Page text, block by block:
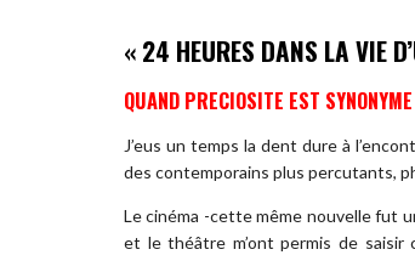
« 24 HEURES DANS LA VIE
QUAND PRECIOSITE EST
J’eus un temps la dent dure à
des contemporains plus percutants,
Le cinéma -cette même nouvelle fut
et le théâtre m’ont permis de